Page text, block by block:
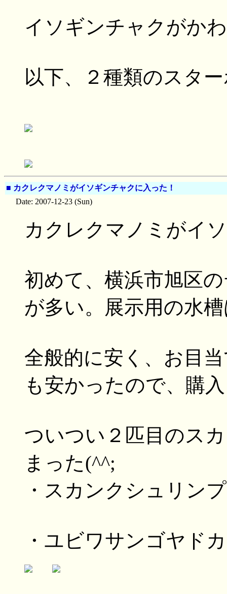
イソギンチャクがか
以下、２種類のスタ
■ カクレクマノミがイソギンチャクに入った！
Date: 2007-12-23 (Sun)
カクレクマノミがイ
初めて、横浜市旭区
が多い。展示用の水
全般的に安く、お目
も安かったので、購
ついつい２匹目のス
まった(^^;
・スカンクシュリン
・ユビワサンゴヤド